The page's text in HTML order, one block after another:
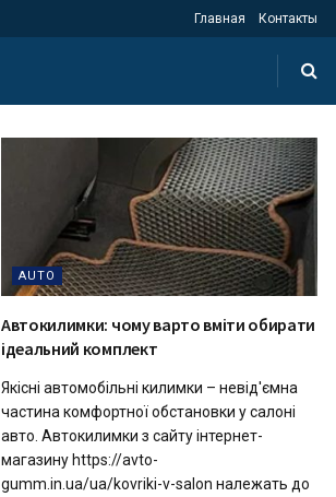
Главная Контакты
AUTO
Автокилимки: чому варто вміти обирати
ідеальний комплект
Якісні автомобільні килимки – невід'ємна
частина комфортної обстановки у салоні
авто. Автокилимки з сайту інтернет-
магазину https://avto-
gumm.in.ua/ua/kovriki-v-salon належать до